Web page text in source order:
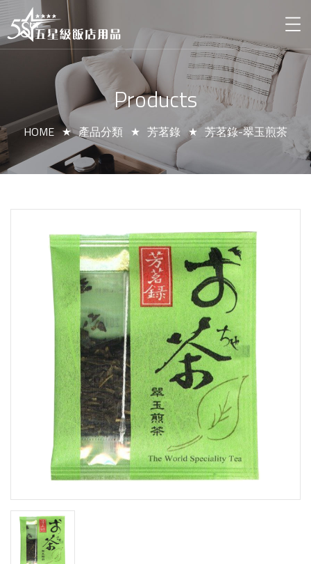
Products
HOME 產品分類 芳茗錄 芳茗錄-翠玉煎茶